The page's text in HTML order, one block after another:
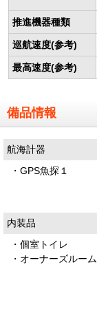
推進機器種類
巡航速度(参考)
最高速度(参考)
備品情報
航海計器
・GPS魚探１
内装品
・個室トイレ
・オーナーズルーム